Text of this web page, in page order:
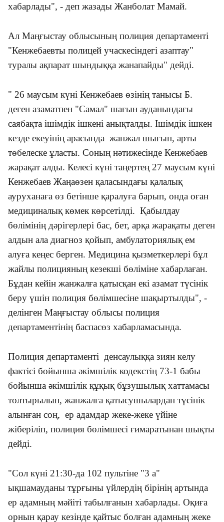
хабарлады", - деп жазады Жанболат Мамай.
Ал Маңғыстау облысының полиция департаменті
"Кенжебаевты полицей учаскесіндегі азаптау"
туралы ақпарат шындыққа жанапайды" дейді.
" 26 маусым күні Кенжебаев өзінің танысы Б.
деген азаматпен "Самал" шағын ауданындағы
саябақта ішімдік ішкені анықталды. Ішімдік ішкен
кезде екеуінің арасында жанжал шығып, арты
төбелеске ұласты. Соның нәтижесінде Кенжебаев
жарақат алды. Келесі күні таңертең 27 маусым күні
Кенжебаев Жаңаөзен қаласындағы қалалық
ауруханаға өз бетінше қаралуға барып, онда оған
медициналық көмек көрсетілді. Қабылдау
бөлімінің дәрігерлері бас, бет, арқа жарақаты деген
алдын ала диагноз қойып, амбулаториялық ем
алуға кеңес берген. Медицина қызметкерлері бұл
жайлы полицияның кезекші бөліміне хабарлаған.
Бұдан кейін жанжалға қатысқан екі азамат түсінік
беру үшін полиция бөлімшесіне шақыртылды", -
делінген Маңғыстау облысы полиция
департаментінің баспасөз хабарламасында.
Полиция департаменті денсаулыққа зиян келу
фактісі бойынша әкімшілік кодекстің 73-1 бабы
бойынша әкімшілік құқық бұзушылық хаттамасы
толтырылып, жанжалға қатысушылардан түсінік
алынған соң, ер адамдар жеке-жеке үйіне
жіберіліп, полиция бөлімшесі ғимаратынан шықты
дейді.
"Сол күні 21:30-да 102 пультіне "3 а"
ықшамауданы тұрғыны үйлердің бірінің артында
ер адамның мәйіті табылғанын хабарлады. Оқиға
орнын қарау кезінде қайтыс болған адамның жеке